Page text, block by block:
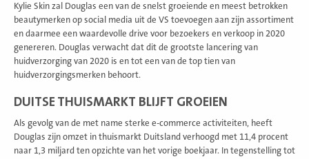
Kylie Skin zal Douglas een van de snelst groeiende en meest betrokken
beautymerken op social media uit de VS toevoegen aan zijn assortiment
en daarmee een waardevolle drive voor bezoekers en verkoop in 2020
genereren. Douglas verwacht dat dit de grootste lancering van
huidverzorging van 2020 is en tot een van de top tien van
huidverzorgingsmerken behoort.
DUITSE THUISMARKT BLIJFT GROEIEN
Als gevolg van de met name sterke e-commerce activiteiten, heeft
Douglas zijn omzet in thuismarkt Duitsland verhoogd met 11,4 procent
naar 1,3 miljard ten opzichte van het vorige boekjaar. In tegenstelling tot